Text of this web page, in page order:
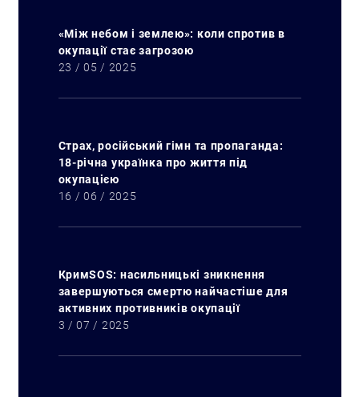
Искать:
«Між небом і землею»: коли спротив в
окупації стає загрозою
23 / 05 / 2025
Страх, російський гімн та пропаганда:
18-річна українка про життя під
окупацією
16 / 06 / 2025
КримSOS: насильницькі зникнення
завершуються смертю найчастіше для
активних противників окупації
3 / 07 / 2025